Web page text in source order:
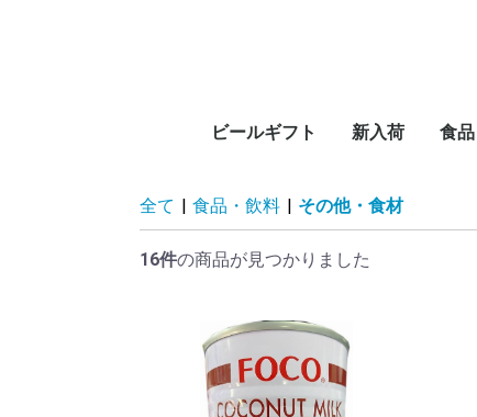
ビールギフト 新入荷 食
全て | 食品・飲料 | その他・食材
16件の商品が見つかりました